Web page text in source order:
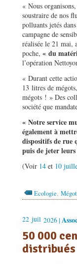
« Nous
soustraire de nos
polluants jetés
campagne de
réalisée le 21 mai,
poche, « du
l’opération
« Durant cette
13 litres de
mégots ! » Des
société que
« Notre service
également à
dispositifs de rue
puis de jeter
(Voir 14 et 10
Ecologie,
22 juil 2026 |
50 000
distribués